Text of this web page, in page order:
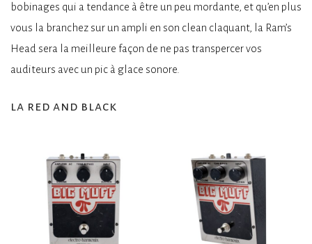
bobinages qui a tendance à être un peu mordante, et qu’en plus
vous la branchez sur un ampli en son clean claquant, la Ram’s
Head sera la meilleure façon de ne pas transpercer vos
auditeurs avec un pic à glace sonore.
la red and black